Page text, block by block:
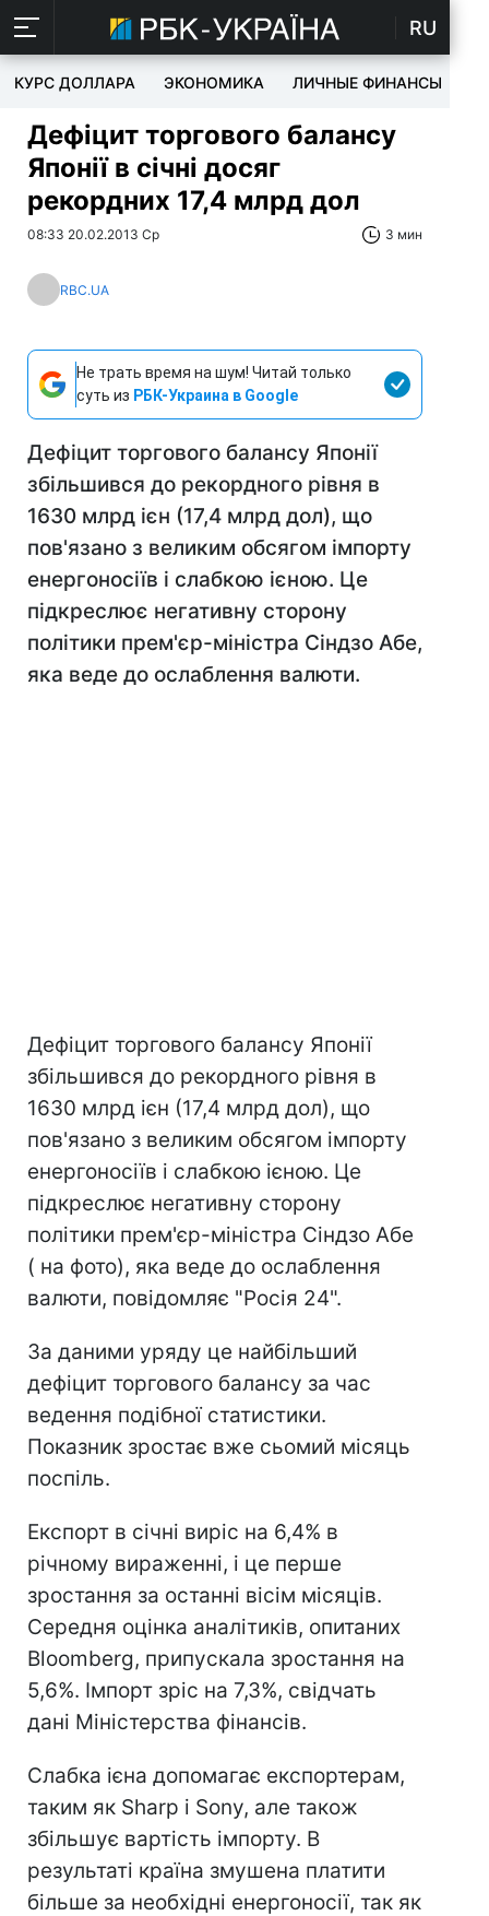
RU
КУРС ДОЛЛАРА ЭКОНОМИКА ЛИЧНЫЕ ФИНАНСЫ
Дефіцит торгового балансу
Японії в січні досяг
рекордних 17,4 млрд дол
08:33 20.02.2013 Ср 3 мин
RBC.UA
Не трать время на шум! Читай только
суть из РБК-Украина в Google
Дефіцит торгового балансу Японії
збільшився до рекордного рівня в
1630 млрд ієн (17,4 млрд дол), що
пов'язано з великим обсягом імпорту
енергоносіїв і слабкою ієною. Це
підкреслює негативну сторону
політики прем'єр-міністра Сіндзо Абе,
яка веде до ослаблення валюти.
Дефіцит торгового балансу Японії
збільшився до рекордного рівня в
1630 млрд ієн (17,4 млрд дол), що
пов'язано з великим обсягом імпорту
енергоносіїв і слабкою ієною. Це
підкреслює негативну сторону
політики прем'єр-міністра Сіндзо Абе
( на фото), яка веде до ослаблення
валюти, повідомляє "Росія 24".
За даними уряду це найбільший
дефіцит торгового балансу за час
ведення подібної статистики.
Показник зростає вже сьомий місяць
поспіль.
Експорт в січні виріс на 6,4% в
річному вираженні, і це перше
зростання за останні вісім місяців.
Середня оцінка аналітиків, опитаних
Bloomberg, припускала зростання на
5,6%. Імпорт зріс на 7,3%, свідчать
дані Міністерства фінансів.
Слабка ієна допомагає експортерам,
таким як Sharp і Sony, але також
збільшує вартість імпорту. В
результаті країна змушена платити
більше за необхідні енергоносії, так як